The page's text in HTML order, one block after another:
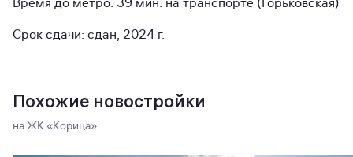
Срок сдачи: сдан, 2024 г.
Похожие новостройки
на ЖК «Корица»